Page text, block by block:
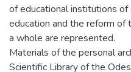
of educational institutions
education and the reform of
a whole are represented.
Materials of the personal
Scientific Library of the